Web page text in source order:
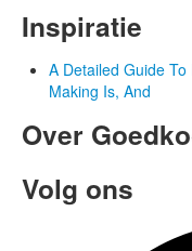
Inspiratie
A Detailed Guide
Making Is, And
Over
Volg ons